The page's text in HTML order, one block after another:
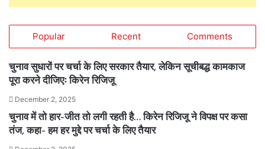
Popular Recent Comments
चुनाव सुधारों पर चर्चा के लिए सरकार तैयार, लेकिन सूचीबद्ध कामकाज
पूरा करने दीजिएः किरेन रिजिजू
December 2, 2025
चुनाव में तो हार-जीत तो लगी रहती है… किरेन रिजिजू ने विपक्ष पर कसा
तंज, कहा- हम हर मुद्दे पर चर्चा के लिए तैयार